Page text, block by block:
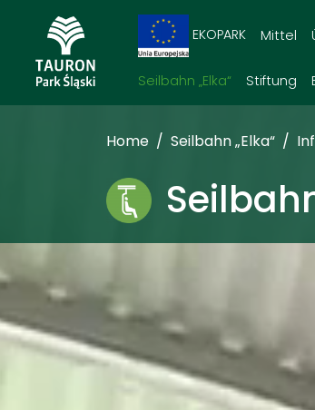
EKOPARK Mittel
Seilbahn „Elka“ Stiftung
Home Seilbahn „Elka“